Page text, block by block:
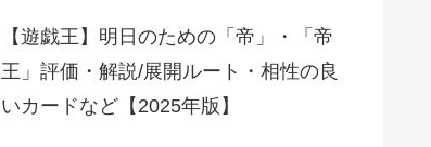
【遊戯王】明日のための「帝」・「帝
王」評価・解説/展開ルート・相性の良
いカードなど【2025年版】